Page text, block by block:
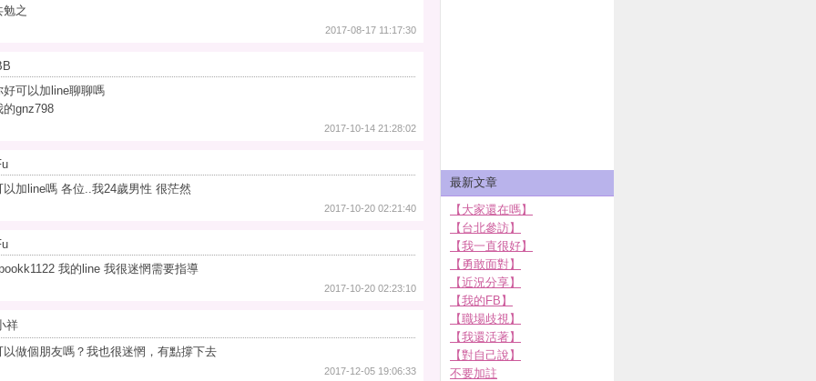
勉之
2017-08-17 11:17:30
好可以加line聊聊嗎
的gnz798
2017-10-14 21:28:02
以加line嗎 各位..我24歲男性 很茫然
2017-10-20 02:21:40
我的line 我很迷惘需要指導
2017-10-20 02:23:10
祥
以做個朋友嗎？我也很迷惘，有點撐下去
2017-12-05 19:06:33
最新文章
【大家還在嗎】
【台北參訪】
【我一直很好】
【勇敢面對】
【近況分享】
【我的FB】
【職場歧視】
【我還活著】
【對自己說】
不要加註